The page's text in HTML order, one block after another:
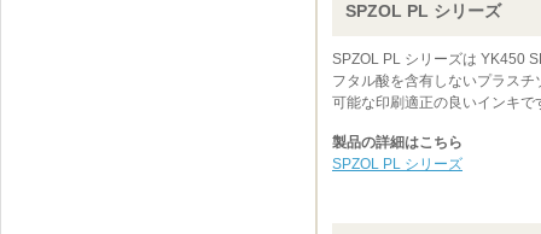
SPZOL PL シリーズ
SPZOL PL シリーズは YK450
フタル酸を含有しないプラス
可能な印刷適正の良いインキ
製品の詳細はこちら
SPZOL PL シリーズ